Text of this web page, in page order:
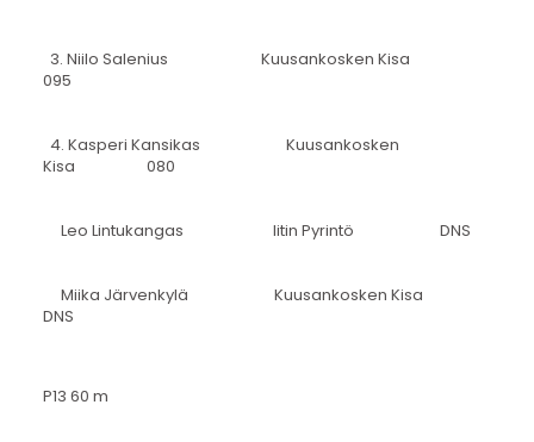
3. Niilo Salenius Kuusankosken Kisa
095
4. Kasperi Kansikas Kuusankosken
Kisa 080
Leo Lintukangas Iitin Pyrintö DNS
Miika Järvenkylä Kuusankosken Kisa
DNS
P13 60 m